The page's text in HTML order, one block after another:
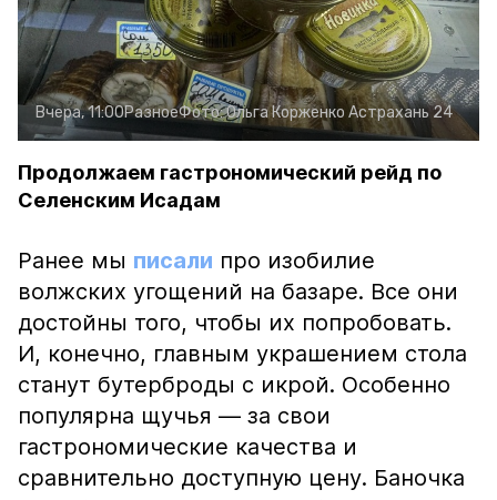
Вчера, 11:00РазноеФото:Ольга Корженко Астрахань 24
Продолжаем гастрономический рейд по
Селенским Исадам
Ранее мы писали про изобилие
волжских угощений на базаре. Все они
достойны того, чтобы их попробовать.
И, конечно, главным украшением стола
станут бутерброды с икрой. Особенно
популярна щучья — за свои
гастрономические качества и
сравнительно доступную цену. Баночка